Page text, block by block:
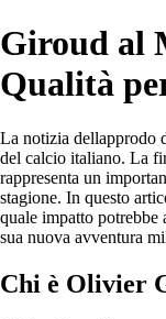
Giroud al
Qualità
La notizia dellapprodo
del calcio italiano. La
rappresenta un
stagione. In questo
quale impatto potrebbe
sua nuova avventura
Chi è Olivier